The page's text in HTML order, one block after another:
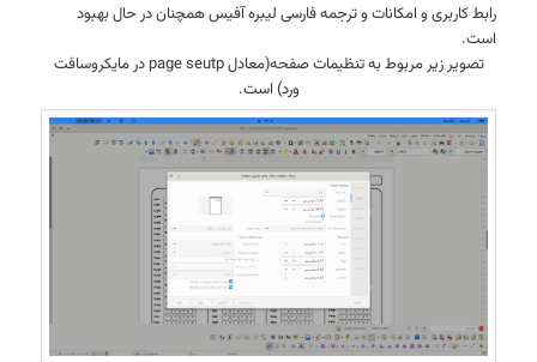
رابط کاربری و امکانات و ترجمه فارسی لیبره آفیس همچنان در حال بهبود
است.
تصویر زیر مربوط به تنظیمات صفحه(معادل page seutp در مایکروسافت
ورد) است.